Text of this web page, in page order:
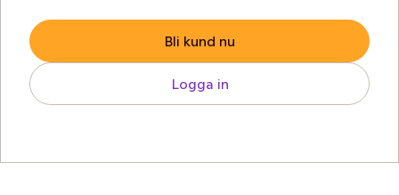
Bli kund nu
Logga in